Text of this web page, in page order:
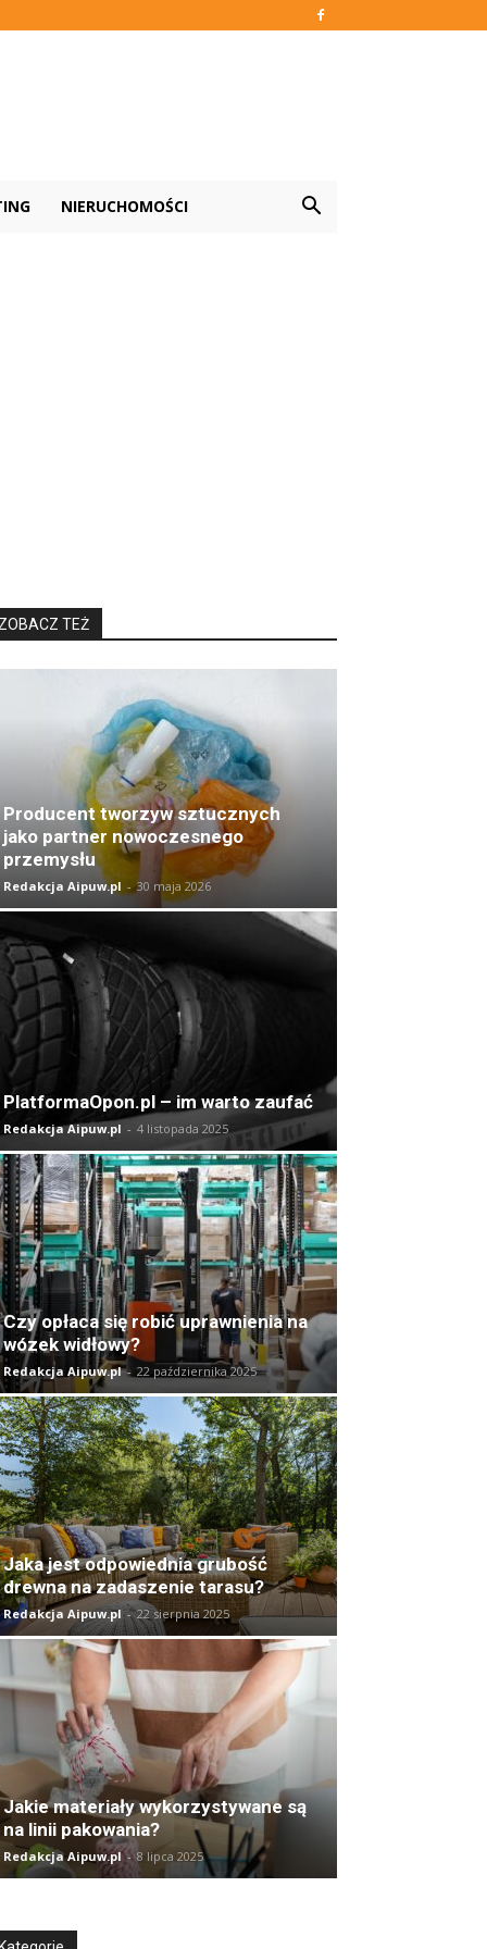
NIERUCHOMOŚCI
ZOBACZ TEŻ
Producent tworzyw sztucznych
jako partner nowoczesnego
przemysłu
Redakcja Aipuw.pl - 30 maja 2026
PlatformaOpon.pl – im warto zaufać
Redakcja Aipuw.pl - 4 listopada 2025
Czy opłaca się robić uprawnienia na
wózek widłowy?
Redakcja Aipuw.pl - 22 października 2025
Jaka jest odpowiednia grubość
drewna na zadaszenie tarasu?
Redakcja Aipuw.pl - 22 sierpnia 2025
Jakie materiały wykorzystywane są
na linii pakowania?
Redakcja Aipuw.pl - 8 lipca 2025